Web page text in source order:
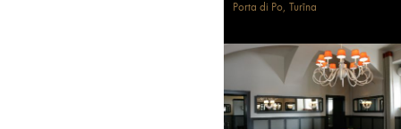
Porta di Po, Turīna